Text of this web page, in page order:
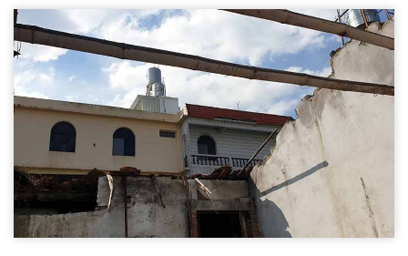
台北房屋拆除-舊屋拆除
房屋拆除